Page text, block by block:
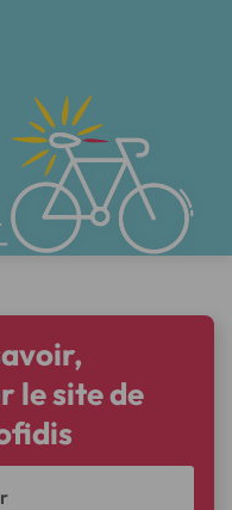
le site de